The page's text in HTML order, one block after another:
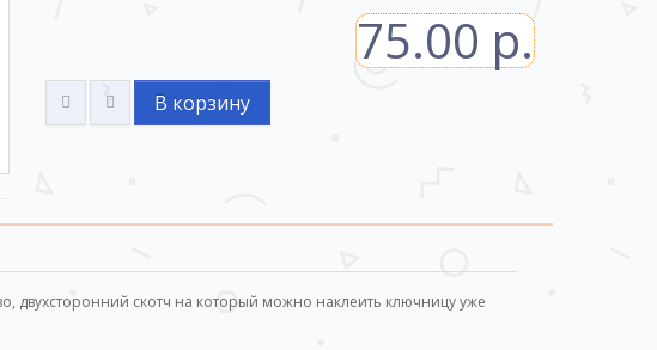
75.00 р.
В корзину
двухсторонний скотч на который можно наклеить ключницу уже